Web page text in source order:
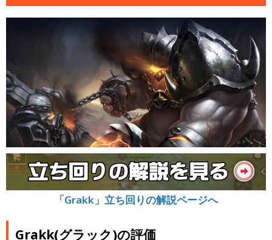
「Grakk」立ち回りの解説ページへ
Grakk(グラック)の評価